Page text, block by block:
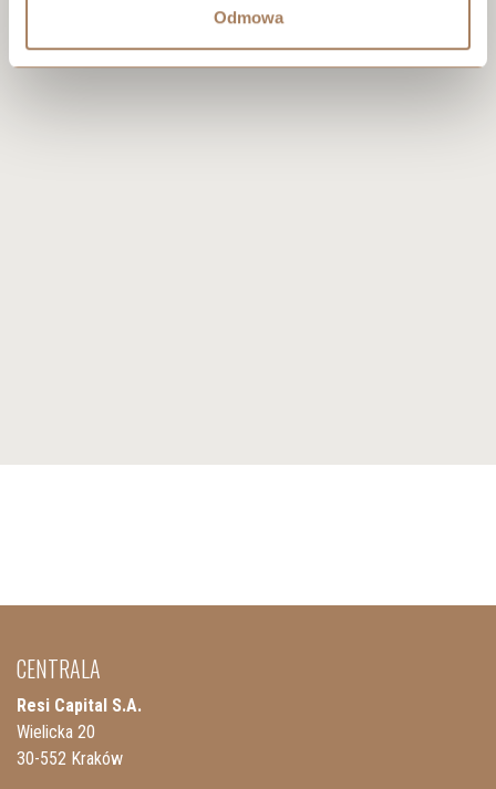
Odmowa
CENTRALA
Resi Capital S.A.
Wielicka 20
30-552 Kraków